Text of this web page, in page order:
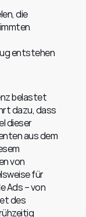
die
entstehen
belastet
dazu, dass
dieser
aus dem
von
für
Ads – von
des